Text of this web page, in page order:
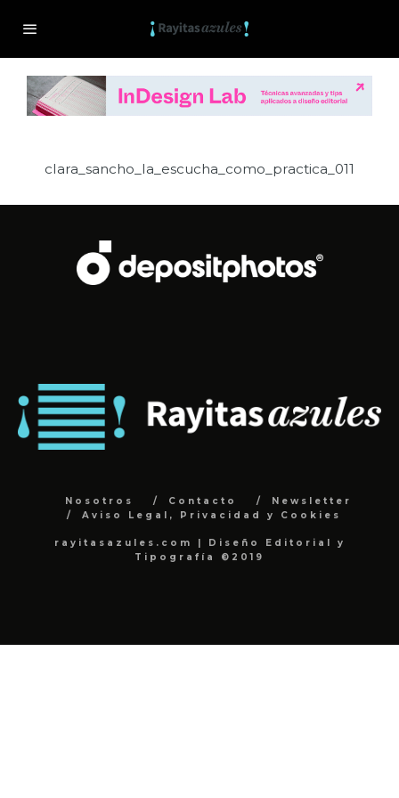
clara_sancho_la_escucha_como_practica_011
Nosotros Contacto
Newsletter
Aviso Legal, Privacidad y Cookies
rayitasazules.com | Diseño Editorial y
Tipografía ©2019